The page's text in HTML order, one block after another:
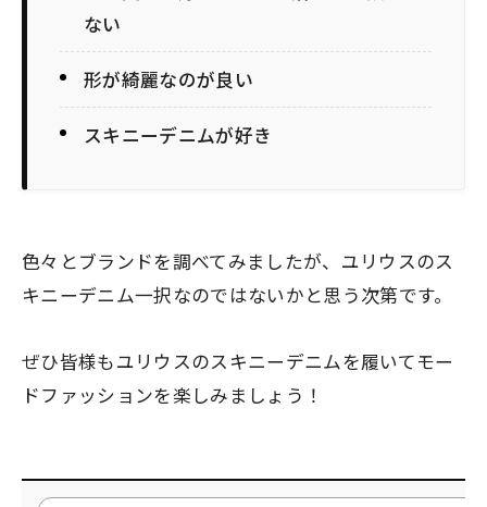
ない
形が綺麗なのが良い
スキニーデニムが好き
色々とブランドを調べてみましたが、ユリウスのス
キニーデニム一択なのではないかと思う次第です。
ぜひ皆様もユリウスのスキニーデニムを履いてモー
ドファッションを楽しみましょう！